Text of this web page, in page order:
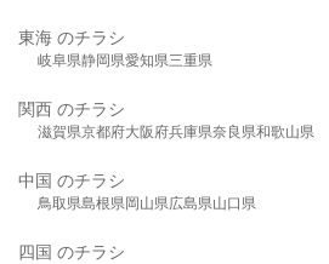
東海 のチラシ
岐阜県静岡県愛知県三重県
関西 のチラシ
滋賀県京都府大阪府兵庫県奈良県和歌山県
中国 のチラシ
鳥取県島根県岡山県広島県山口県
四国 のチラシ